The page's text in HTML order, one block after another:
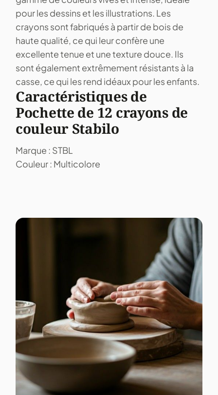
pour les dessins et les illustrations. Les
crayons sont fabriqués à partir de bois de
haute qualité, ce qui leur confère une
excellente tenue et une texture douce. Ils
sont également extrêmement résistants à la
casse, ce qui les rend idéaux pour les enfants.
Caractéristiques de
Pochette de 12 crayons de
couleur Stabilo
Marque : STBL
Couleur : Multicolore